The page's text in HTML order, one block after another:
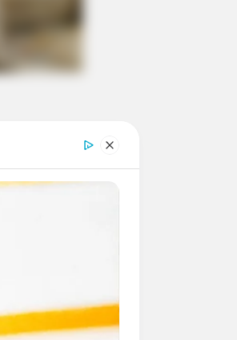
Lehrer den
statt, bei
einst als
auf dem
sich in der
www.museen-